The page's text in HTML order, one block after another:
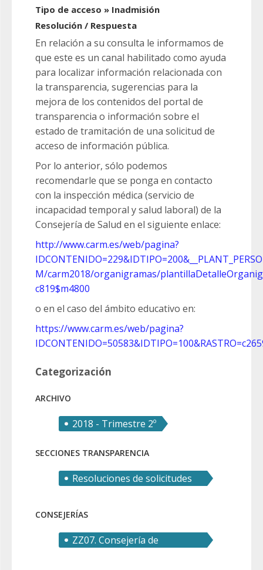
Tipo de acceso » Inadmisión
Resolución / Respuesta
En relación a su consulta le informamos de
que este es un canal habilitado como ayuda
para localizar información relacionada con
la transparencia, sugerencias para la
mejora de los contenidos del portal de
transparencia o información sobre el
estado de tramitación de una solicitud de
acceso de información pública.
Por lo anterior, sólo podemos
recomendarle que se ponga en contacto
con la inspección médica (servicio de
incapacidad temporal y salud laboral) de la
Consejería de Salud en el siguiente enlace:
http://www.carm.es/web/pagina?
M/carm2018/organigramas/
c819$m4800
o en el caso del ámbito educativo en:
https://www.carm.es/web/pagina?
Categorización
ARCHIVO
2018 - Trimestre 2º
SECCIONES TRANSPARENCIA
Resoluciones de solicitudes
CONSEJERÍAS
ZZ07. Consejería de